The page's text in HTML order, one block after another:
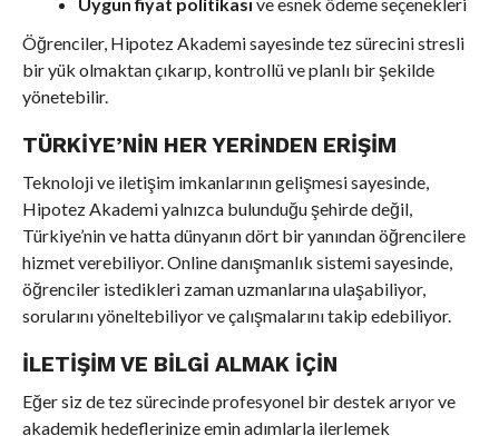
Öğrenciler, Hipotez Akademi sayesinde tez sürecini stresli
bir yük olmaktan çıkarıp, kontrollü ve planlı bir şekilde
yönetebilir.
TÜRKIYE’NIN HER YERINDEN ERIŞIM
Teknoloji ve iletişim imkanlarının gelişmesi sayesinde,
Hipotez Akademi yalnızca bulunduğu şehirde değil,
Türkiye’nin ve hatta dünyanın dört bir yanından öğrencilere
hizmet verebiliyor. Online danışmanlık sistemi sayesinde,
öğrenciler istedikleri zaman uzmanlarına ulaşabiliyor,
sorularını yöneltebiliyor ve çalışmalarını takip edebiliyor.
İLETIŞIM VE BILGI ALMAK İÇIN
Eğer siz de tez sürecinde profesyonel bir destek arıyor ve
akademik hedeflerinize emin adımlarla ilerlemek